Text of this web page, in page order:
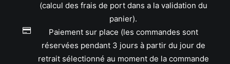
(calcul des frais de port dans a la validation du
panier).
Paiement sur place (les commandes sont
réservées pendant 3 jours à partir du jour de
retrait sélectionné au moment de la commande